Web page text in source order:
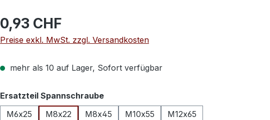
0,93 CHF
Preise exkl. MwSt. zzgl. Versandkosten
mehr als 10 auf Lager, Sofort verfügbar
Ersatzteil Spannschraubeauswählen
M6x25
M8x22 M8x45 M10x55
M12x65